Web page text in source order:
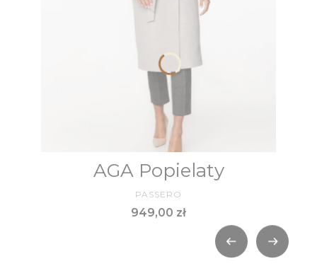
AGA Popielaty
PRODUCENT
PASSERO
Cena
949,00 zł